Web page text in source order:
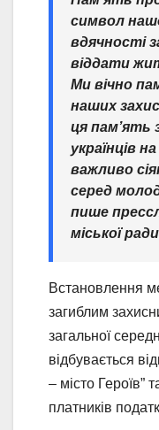
символ
вдячності
віддати
Ми вічно
наших
ця пам’ять
українців
важливо
серед
пише
міської
Встановлення
загиблим
загальної
відбувається
– місто Героїв”
платників